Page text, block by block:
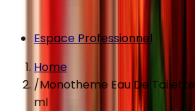
Espace Professionnel
Home
/Monotheme Eau De
ml